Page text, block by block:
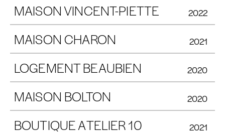
MAISON VINCENT-PIETTE 2022
MAISON CHARON 2021
LOGEMENT BEAUBIEN 2020
MAISON BOLTON 2020
BOUTIQUE ATELIER 10 2021